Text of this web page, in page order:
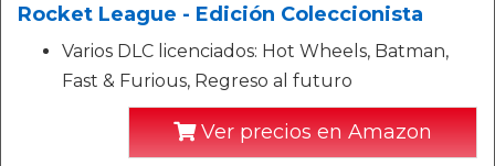
Rocket League - Edición Coleccionista
Varios DLC licenciados: Hot Wheels, Batman,
Fast & Furious, Regreso al futuro
Ver precios en Amazon